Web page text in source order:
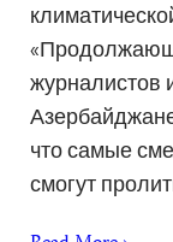
журналистов
что самые
смогут